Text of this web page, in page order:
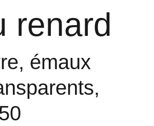
renard
émaux